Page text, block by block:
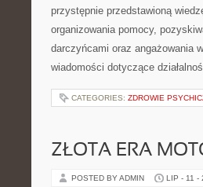
przystępnie przedstawioną
organizowania pomocy,
darczyńcami oraz angażowania
wiadomości dotyczące
CATEGORIES: ZDROWIE
ZŁOTA ERA
POSTED BY ADMIN LIP - 11 -